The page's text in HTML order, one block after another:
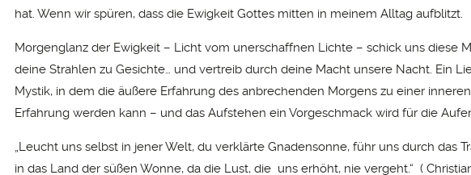
hat. Wenn wir spüren, dass die Ewigkeit Gottes mitten in meinem Alltag aufblitzt.
Morgenglanz der Ewigkeit – Licht vom unerschaffnen Lichte – schick uns diese
deine Strahlen zu Gesichte… und vertreib durch deine Macht unsere Nacht. Ein
Mystik, in dem die äußere Erfahrung des anbrechenden Morgens zu einer inneren
Erfahrung werden kann – und das Aufstehen ein Vorgeschmack wird für die
„Leucht uns selbst in jener Welt, du verklärte Gnadensonne, führ uns durch das
in das Land der süßen Wonne, da die Lust, die uns erhöht, nie vergeht.“ (